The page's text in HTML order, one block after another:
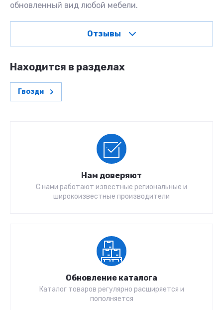
обновленный вид любой мебели.
Отзывы
Находится в разделах
Гвозди
Нам доверяют
С нами работают известные региональные и
широкоизвестные производители
Обновление каталога
Каталог товаров регулярно расширяется и
пополняется